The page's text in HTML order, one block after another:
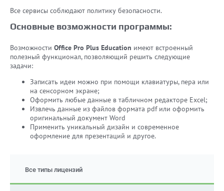
Все сервисы соблюдают политику безопасности.
Основные возможности программы:
Возможности Office Pro Plus Education имеют встроенный
полезный функционал, позволяющий решить следующие
задачи:
Записать идеи можно при помощи клавиатуры, пера или
на сенсорном экране;
Оформить любые данные в табличном редакторе Excel;
Извлечь данные из файлов формата pdf или оформить
оригинальный документ Word
Применить уникальный дизайн и современное
оформление для презентаций и другое.
Все типы лицензий